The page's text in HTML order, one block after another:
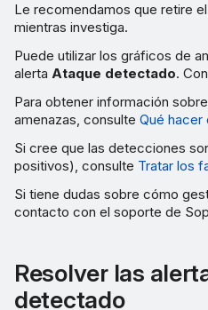
Le recomendamos que retire
mientras investiga.
Puede utilizar los gráficos de
alerta Ataque detectado.
Para obtener información
amenazas, consulte Qué hacer
Si cree que las detecciones
positivos), consulte Tratar los
Si tiene dudas sobre cómo
contacto con el soporte de
Resolver las
detectado